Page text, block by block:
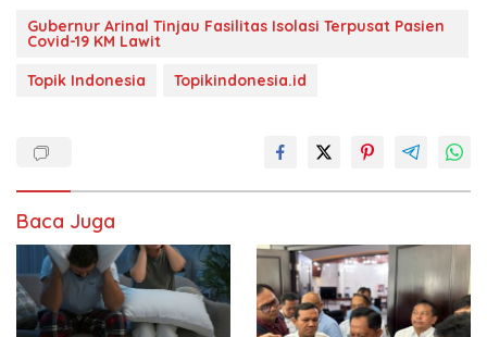
Gubernur Arinal Tinjau Fasilitas Isolasi Terpusat Pasien
Covid-19 KM Lawit
Topik Indonesia
Topikindonesia.id
Baca Juga